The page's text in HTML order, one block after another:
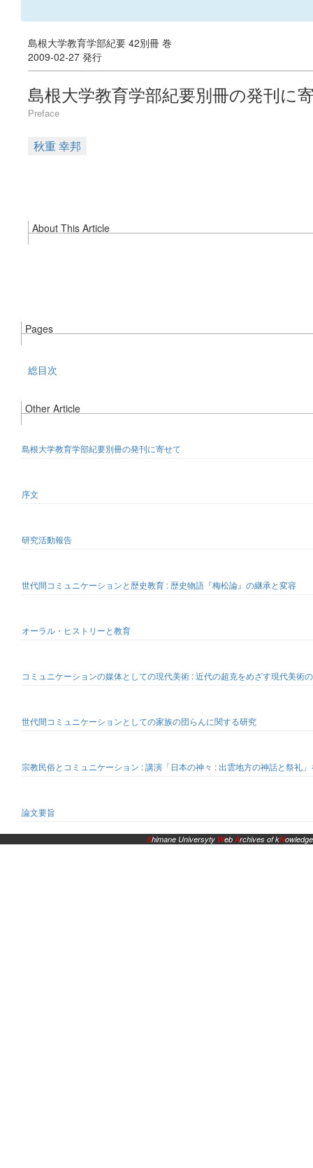
島根大学教育学部紀要 42別冊 巻
2009-02-27 発行
島根大学教育学部紀要別冊の発刊に
Preface
秋重 幸邦
About This Article
Pages
総目次
Other Article
島根大学教育学部紀要別冊の発刊に寄せて
序文
研究活動報告
世代間コミュニケーションと歴史教育 : 歴史物語『梅松論』の継承と変容
オーラル・ヒストリーと教育
コミュニケーションの媒体としての現代美術 : 近代の超克をめざす現代美術
世代間コミュニケーションとしての家族の団らんに関する研究
宗教民俗とコミュニケーション : 講演「日本の神々 : 出雲地方の神話と祭礼
論文要旨
Shimane Universyty WebArchives of kNowledge